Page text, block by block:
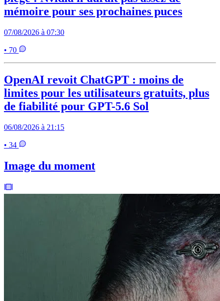
mémoire pour ses prochaines puces
07/08/2026 à 07:30
• 70
OpenAI revoit ChatGPT : moins de
limites pour les utilisateurs gratuits, plus
de fiabilité pour GPT-5.6 Sol
06/08/2026 à 21:15
• 34
Image du moment